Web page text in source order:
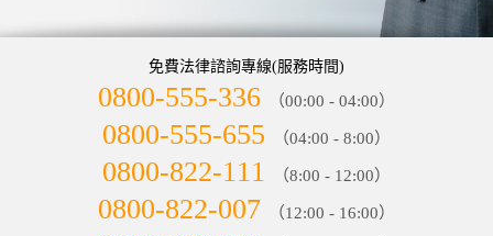
免費法律諮詢專線(服務時間)
0800-555-336 （00:00 - 04:00）
0800-555-655 （04:00 - 8:00）
0800-822-111 （8:00 - 12:00）
0800-822-007 （12:00 - 16:00）